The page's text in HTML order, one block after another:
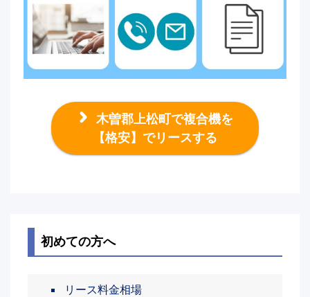
木曽郡上松町で複合機を
【格安】でリースする
初めての方へ
リース料金相場